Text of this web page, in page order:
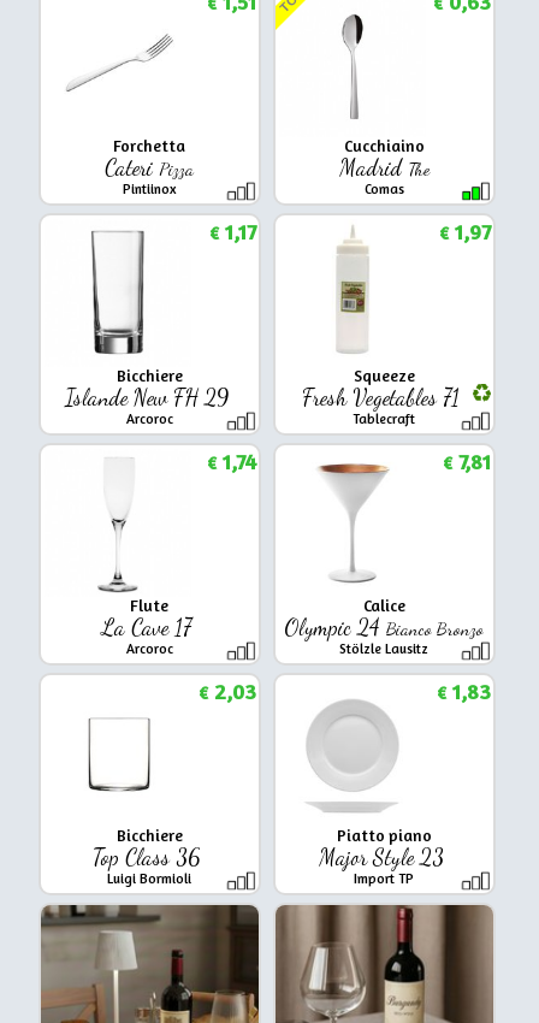
Forchetta
Cateri Pizza
Pintiinox
Cucchiaino
Madrid The
Comas
Bicchiere
Islande New FH 29
Arcoroc
€1,17
Squeeze
Fresh Vegetables 71
Tablecraft
€1,97
Flute
La Cave 17
Arcoroc
€1,74
Calice
Olympic 24Bianco Bronzo
Stölzle Lausitz
€7,81
Bicchiere
Top Class 36
Luigi Bormioli
€2,03
Piatto piano
Major Style 23
Import TP
€1,83